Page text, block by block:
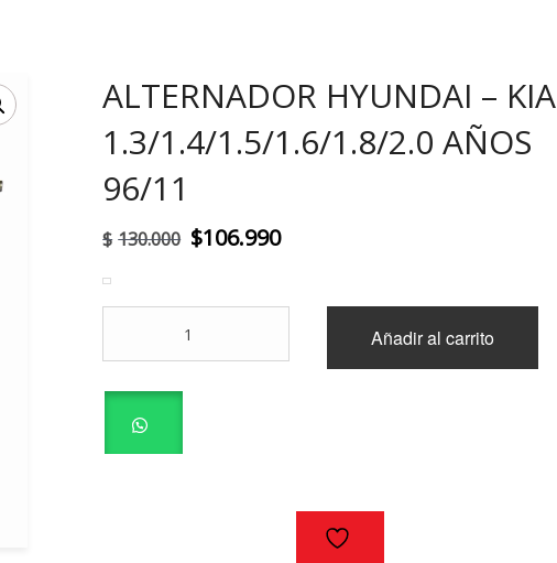
ALTERNADOR HYUNDAI – KIA
1.3/1.4/1.5/1.6/1.8/2.0 AÑOS
96/11
$ 130.000 El
original
$106.990El
actual
$106.990.
-
KIA
AÑOS
96/11
Añadir al carrito